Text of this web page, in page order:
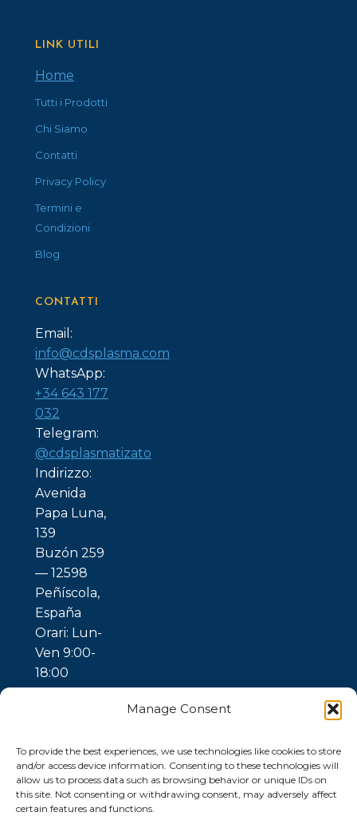
Manage Consent
To provide the best experiences, we use technologies like cookies to store
and/or access device information. Consenting to these technologies will
allow us to process data such as browsing behavior or unique IDs on
this site. Not consenting or withdrawing consent, may adversely affect
certain features and functions.
LINK UTILI
Home
Tutti i Prodotti
Chi Siamo
Contatti
Privacy Policy
Termini e
Condizioni
Blog
CONTATTI
Email:
info@cdsplasma.com
WhatsApp:
+34 643 177
032
Telegram:
@cdsplasmatizato
Indirizzo:
Avenida
Papa Luna,
139
Buzón 259
— 12598
Peñíscola,
España
Orari: Lun-
Ven 9:00-
18:00
© 2026 Ubuntu